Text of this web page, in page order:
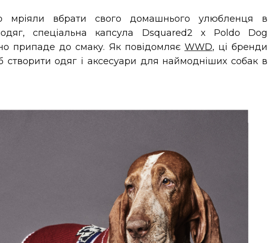
вбрати свого домашнього улюбленця в
спеціальна капсула Dsquared2 x Poldo Dog
припаде до смаку. Як повідомляє WWD, ці бренди
створити одяг і аксесуари для наймодніших собак в